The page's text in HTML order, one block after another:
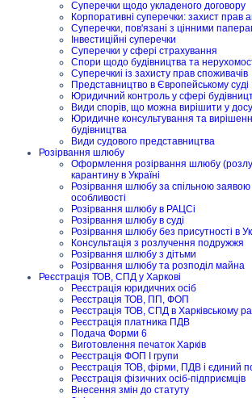
Суперечки щодо укладеного договору
Корпоративні суперечки: захист прав
Суперечки, пов'язані з цінними
Інвестиційні суперечки
Суперечки у сфері страхування
Спори щодо будівництва та
Суперечкиі із захисту прав споживачів
Представництво в Європейському суді
Юридичний контроль у сфері
Види спорів, що можна вирішити у
Юридичне консультування та
будівництва
Види судового представництва
Розірвання шлюбу
Оформлення розірвання шлюбу
карантину в Україні
Розірвання шлюбу за спільною
особливості
Розірвання шлюбу в РАЦСі
Розірвання шлюбу в суді
Розірвання шлюбу без присутності в
Консультація з розлучення подружжя
Розірвання шлюбу з дітьми
Розірвання шлюбу та розподіл майна
Реєстрація ТОВ, СПД у Харкові
Реєстрація юридичних осіб
Реєстрація ТОВ, ПП, ФОП
Реєстрація ТОВ, СПД в Харківському
Реєстрація платника ПДВ
Подача Форми 6
Виготовлення печаток Харків
Реєстрація ФОП I групи
Реєстрація ТОВ, фірми, ПДВ і єдиний
Реєстрація фізичних осіб-підприємців
Внесення змін до статуту